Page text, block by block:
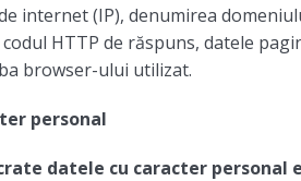
internet (IP), denumirea
HTTP de răspuns, datele
browser-ului utilizat.
personal
datele cu caracter